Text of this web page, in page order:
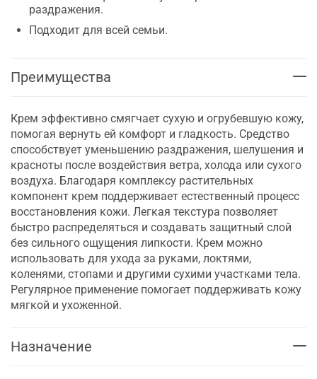
раздражения.
Подходит для всей семьи.
Преимущества
Крем эффективно смягчает сухую и огрубевшую кожу,
помогая вернуть ей комфорт и гладкость. Средство
способствует уменьшению раздражения, шелушения и
красноты после воздействия ветра, холода или сухого
воздуха. Благодаря комплексу растительных
компонент крем поддерживает естественный процесс
восстановления кожи. Легкая текстура позволяет
быстро распределяться и создавать защитный слой
без сильного ощущения липкости. Крем можно
использовать для ухода за руками, локтями,
коленями, стопами и другими сухими участками тела.
Регулярное применение помогает поддерживать кожу
мягкой и ухоженной.
Назначение